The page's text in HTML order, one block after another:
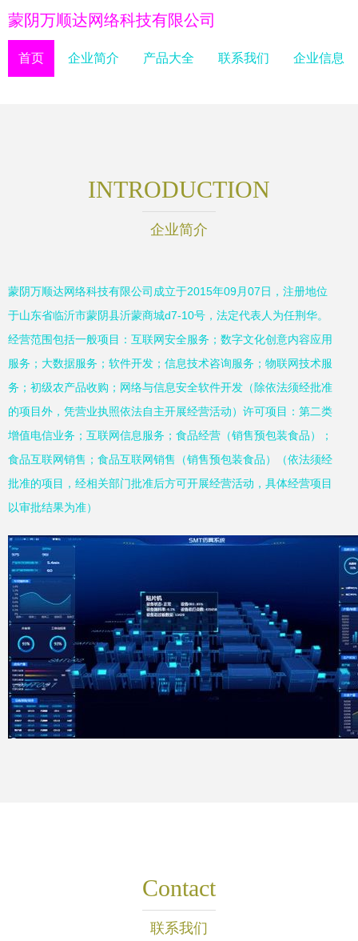
蒙阴万顺达网络科技有限公司
首页 企业简介 产品大全 联系我们 企业信息
INTRODUCTION
企业简介
蒙阴万顺达网络科技有限公司成立于2015年09月07日，注册地位
于山东省临沂市蒙阴县沂蒙商城d7-10号，法定代表人为任荆华。
经营范围包括一般项目：互联网安全服务；数字文化创意内容应用
服务；大数据服务；软件开发；信息技术咨询服务；物联网技术服
务；初级农产品收购；网络与信息安全软件开发（除依法须经批准
的项目外，凭营业执照依法自主开展经营活动）许可项目：第二类
增值电信业务；互联网信息服务；食品经营（销售预包装食品）；
食品互联网销售；食品互联网销售（销售预包装食品）（依法须经
批准的项目，经相关部门批准后方可开展经营活动，具体经营项目
以审批结果为准）
Contact
联系我们